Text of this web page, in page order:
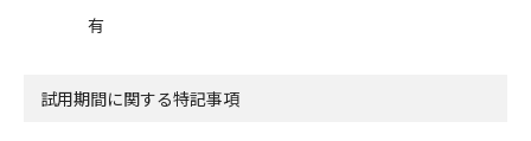
有
試用期間に関する特記事項